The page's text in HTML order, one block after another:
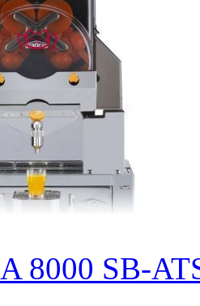
8000 SB-